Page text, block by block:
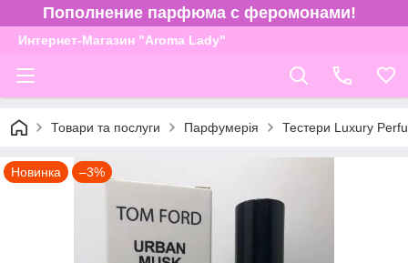
Пополнение парфюма с феромонами!
Интернет-Магазин "Aroma Lady"
Товари та послуги Парфумерія Тестери Luxury
Новинка –3%